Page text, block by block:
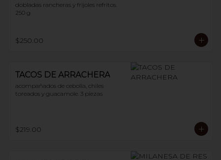
dobladas rancheras y frijoles refritos.
250 g
$250.00
TACOS DE ARRACHERA
acompañados de cebolla, chiles
toreados y guacamole. 3 piezas
$219.00